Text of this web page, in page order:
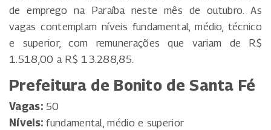
de emprego na Paraíba neste mês de outubro. As
vagas contemplam níveis fundamental, médio, técnico
e superior, com remunerações que variam de R$
1.518,00 a R$ 13.288,85.
Prefeitura de Bonito de Santa Fé
Vagas:50
Níveis: fundamental, médio e superior